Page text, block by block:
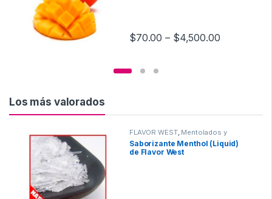
$70.00 – $4,500.00
Los más valorados
FLAVOR WEST, Mentolados y
Mentas Sabor a Mentolados y
Mentas,Saborizantes
Saborizante Menthol (Liquid)
de Flavor West